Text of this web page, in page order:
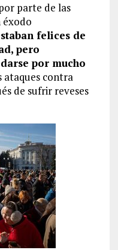
parte de las
éxodo
felices de
pero
por mucho
ataques contra
de sufrir reveses